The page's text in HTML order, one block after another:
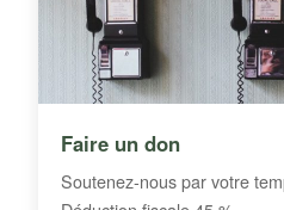
Faire un don
Soutenez-nous par votre